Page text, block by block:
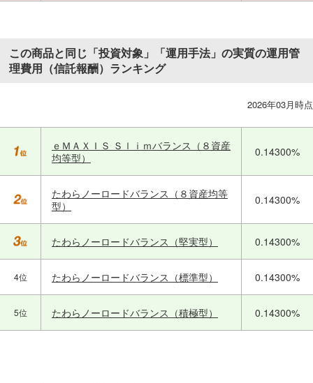
この商品と同じ「投資対象」「運用手法」の実質の運用管
理費用（信託報酬）ランキング
2026年03月時点
ｅＭＡＸＩＳ Ｓｌｉｍバランス（８資産
均等型）
0.14300%
たわらノーロードバランス（８資産均等
型）
0.14300%
たわらノーロードバランス（堅実型） 0.14300%
4位 たわらノーロードバランス（標準型） 0.14300%
5位 たわらノーロードバランス（積極型） 0.14300%